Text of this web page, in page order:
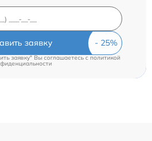
заявку
заявку" Вы соглашаетесь c политикой